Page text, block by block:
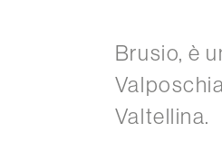
Brusio, è
Valtellina.